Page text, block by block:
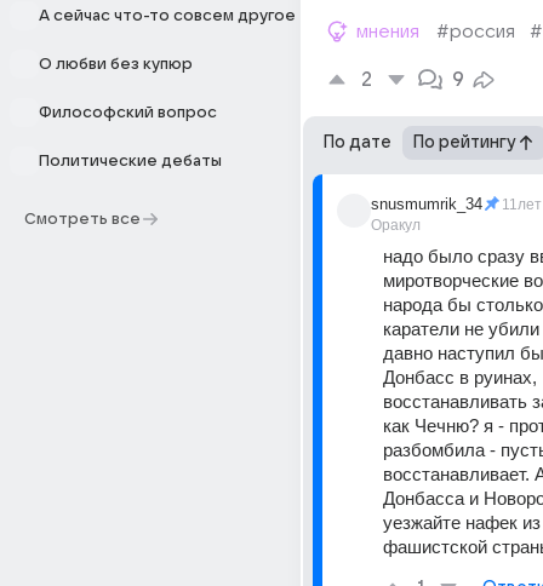
А сейчас что-то совсем другое
О любви без купюр
Философский вопрос
Политические дебаты
Смотреть все
мнения #россия
2 9
По дате По рейтингу
snusmumrik_34
Оракул
11лет
надо было сразу
миротворческие
народа бы
каратели не
давно наступил
Донбасс в руинах,
восстанавливать
как Чечню? я -
разбомбила -
восстанавливает.
Донбасса и
уезжайте нафек
фашистской